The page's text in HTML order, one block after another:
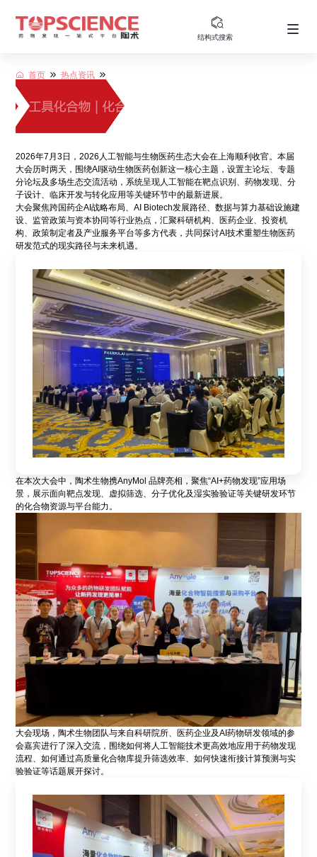
结构式搜索
首页 热点资讯
2026年7月3日，2026人工智能与生物医药生态大会在上海顺利收官。本届
大会历时两天，围绕AI驱动生物医药创新这一核心主题，设置主论坛、专题
分论坛及多场生态交流活动，系统呈现人工智能在靶点识别、药物发现、分
子设计、临床开发与转化应用等关键环节中的最新进展。
大会聚焦跨国药企AI战略布局、AI Biotech发展路径、数据与算力基础设施建
设、监管政策与资本协同等行业热点，汇聚科研机构、医药企业、投资机
构、政策制定者及产业服务平台等多方代表，共同探讨AI技术重塑生物医药
研发范式的现实路径与未来机遇。
在本次大会中，陶术生物携AnyMol 品牌亮相，聚焦“AI+药物发现”应用场
景，展示面向靶点发现、虚拟筛选、分子优化及湿实验验证等关键研发环节
的化合物资源与平台能力。
大会现场，陶术生物团队与来自科研院所、医药企业及AI药物研发领域的参
会嘉宾进行了深入交流，围绕如何将人工智能技术更高效地应用于药物发现
流程、如何通过高质量化合物库提升筛选效率、如何快速衔接计算预测与实
验验证等话题展开探讨。